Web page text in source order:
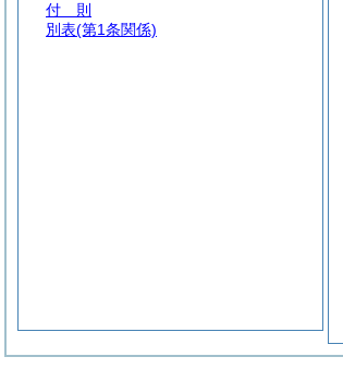
付 則
別表(第1条関係)